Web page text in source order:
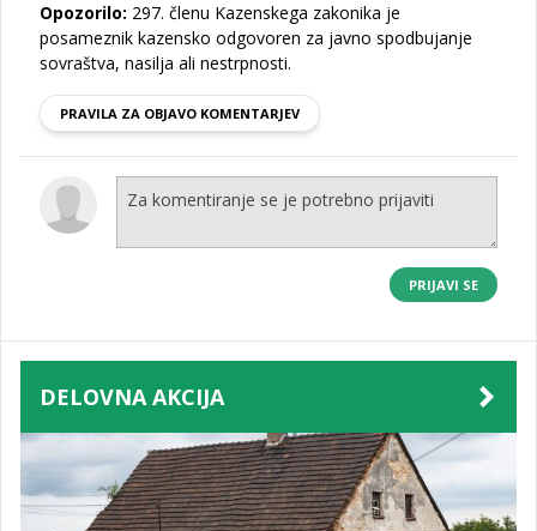
Opozorilo: 297. členu Kazenskega zakonika je
posameznik kazensko odgovoren za javno spodbujanje
sovraštva, nasilja ali nestrpnosti.
PRAVILA ZA OBJAVO KOMENTARJEV
PRIJAVI SE
DELOVNA AKCIJA